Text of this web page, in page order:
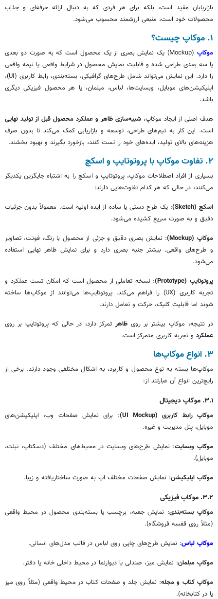
بازاریابان مفید است، بلکه برای هر فردی که به دنبال ارائه حرفه‌ای و جذاب
محصولات خود است، منبعی ارزشمند محسوب می‌شود.
۱. موکاپ چیست؟
موکاپ
(Mockup) یک نمایش بصری از یک محصول است که به صورت دو بعدی
یا سه بعدی طراحی شده و قابلیت نمایش محصول در شرایط واقعی یا نیمه واقعی
را دارد. این نمایش می‌تواند شامل طرح‌های گرافیکی، بسته‌بندی، رابط کاربری (UI)،
اپلیکیشن‌های موبایل، وبسایت‌ها، لباس، مبلمان، یا هر محصول فیزیکی دیگری
باشد.
هدف اصلی از ایجاد موکاپ،شبیه‌سازی ظاهر و عملکرد محصول قبل از تولید نهایی
است. این کار به تیم‌های طراحی، توسعه و بازاریابی کمک می‌کند تا بدون صرف
هزینه‌های بالای تولید، ایده‌های خود را تست کنند، بازخورد بگیرند و بهبود بخشند.
۲. تفاوت موکاپ با پروتوتایپ و اسکچ
بسیاری از افراد اصطلاحات موکاپ، پروتوتایپ و اسکچ را به اشتباه جایگزین یکدیگر
می‌کنند، در حالی که هر کدام تفاوت‌هایی دارند:
اسکچ (Sketch)
: یک طرح دستی یا ساده از ایده اولیه است. معمولاً بدون جزئیات
دقیق و به صورت سریع کشیده می‌شود.
موکاپ (Mockup)
: نمایش بصری دقیق و جزئی از محصول با رنگ، فونت، تصاویر
و طرح‌های واقعی. بیشتر جنبه بصری دارد و برای نمایش ظاهر نهایی استفاده
می‌شود.
پروتوتایپ (Prototype)
: نسخه تعاملی از محصول است که امکان تست عملکرد و
تجربه کاربری (UX) را فراهم می‌کند. پروتوتایپ‌ها می‌توانند از موکاپ‌ها ساخته
شوند اما قابلیت کلیک، حرکت و تعامل دارند.
در نتیجه، موکاپ بیشتر بر روی ظاهرتمرکز دارد، در حالی که پروتوتایپ بر روی
عملکرد و تجربه کاربری متمرکز است.
۳. انواع موکاپ‌ها
موکاپ‌ها بسته به نوع محصول و کاربرد، به اشکال مختلفی وجود دارند. برخی از
رایج‌ترین انواع آن عبارتند از:
۳.۱. موکاپ دیجیتال
موکاپ رابط کاربری (UI Mockup)
: برای نمایش صفحات وب، اپلیکیشن‌های
موبایل، پنل مدیریت و غیره.
موکاپ وبسایت: نمایش طرح‌های وبسایت در محیط‌های مختلف (دسکتاپ، تبلت،
موبایل).
موکاپ اپلیکیشن: نمایش صفحات مختلف اپ به صورت ساختاریافته و زیبا.
۳.۲. موکاپ فیزیکی
موکاپ بسته‌بندی: نمایش جعبه، برچسب یا بسته‌بندی محصول در محیط واقعی
(مثلاً روی قفسه فروشگاه).
موکاپ لباس: نمایش طرح‌های چاپی روی لباس در قالب مدل‌های انسانی.
موکاپ مبلمان: نمایش میز، صندلی یا دیوارنما در محیط داخلی خانه یا دفتر.
موکاپ کتاب و مجله: نمایش جلد و صفحات کتاب در محیط واقعی (مثلاً روی میز
یا در کتابخانه).